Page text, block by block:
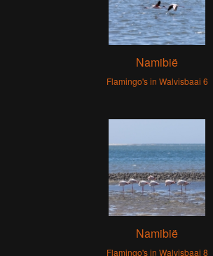
Namibië
Flamingo's in Walvisbaai 6
Namibië
Flamingo's in Walvisbaai 8